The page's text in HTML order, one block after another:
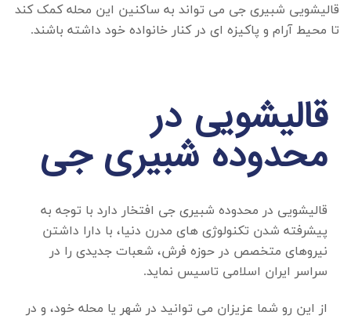
قالیشویی شبیری جی می تواند به ساکنین این محله کمک کند
تا محیط آرام و پاکیزه ای در کنار خانواده خود داشته باشند.
قالیشویی در
محدوده شبیری جی
قالیشویی در محدوده شبیری جی افتخار دارد با توجه به
پیشرفته شدن تکنولوژی های مدرن دنیا، با دارا داشتن
نیروهای متخصص در حوزه فرش، شعبات جدیدی را در
سراسر ایران اسلامی تاسیس نماید.
از این رو شما عزیزان می توانید در شهر یا محله خود، و در